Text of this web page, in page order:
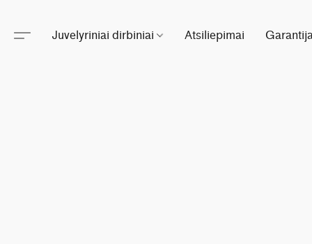
Juvelyriniai dirbiniai Atsiliepimai